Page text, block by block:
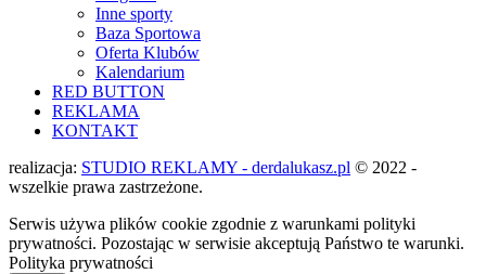
Inne sporty
Baza Sportowa
Oferta Klubów
Kalendarium
RED BUTTON
REKLAMA
KONTAKT
realizacja: STUDIO REKLAMY - derdalukasz.pl © 2022 -
wszelkie prawa zastrzeżone.
Serwis używa plików cookie zgodnie z warunkami polityki
prywatności. Pozostając w serwisie akceptują Państwo te warunki.
Polityka prywatności